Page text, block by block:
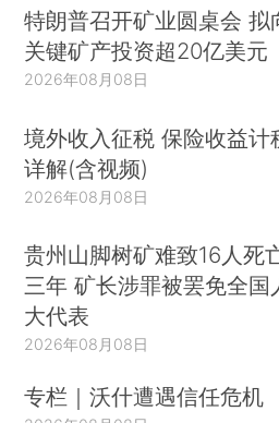
特朗普召开矿业圆桌会 拟
关键矿产投资超20亿美元
2026年08月08日
境外收入征税 保险收益计
详解(含视频)
2026年08月08日
贵州山脚树矿难致16人死
三年 矿长涉罪被罢免全国
大代表
2026年08月08日
专栏｜沃什遭遇信任危机